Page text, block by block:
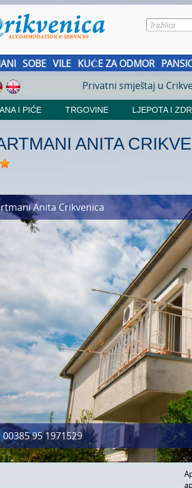
SOBE VILE KUĆE ZA ODMOR
Privatni smještaj u
I PIĆE TRGOVINE LJEPOTA I
ANITA
Anita Crikvenica
00385 95 1971529